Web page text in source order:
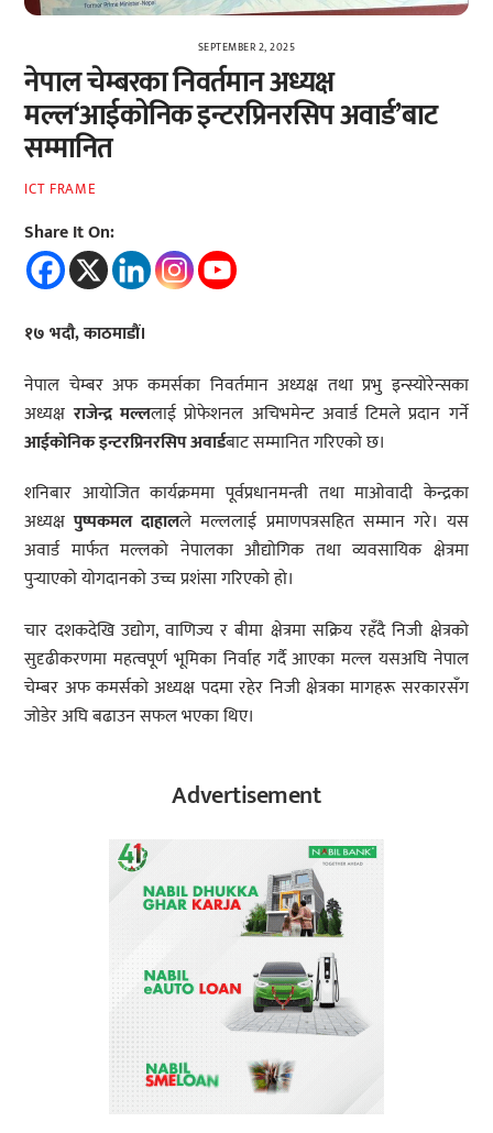
SEPTEMBER 2, 2025
नेपाल चेम्बरका निवर्तमान अध्यक्ष
मल्ल‘आईकोनिक इन्टरप्रिनरसिप अवार्ड’बाट
सम्मानित
ICT FRAME
Share It On:
१७ भदौ, काठमाडौं।
नेपाल चेम्बर अफ कमर्सका निवर्तमान अध्यक्ष तथा प्रभु इन्स्योरेन्सका
अध्यक्षराजेन्द्र मल्ललाई प्रोफेशनल अचिभमेन्ट अवार्ड टिमले प्रदान गर्ने
आईकोनिक इन्टरप्रिनरसिप अवार्डबाट सम्मानित गरिएको छ।
शनिबार आयोजित कार्यक्रममा पूर्वप्रधानमन्त्री तथा माओवादी केन्द्रका
अध्यक्षपुष्पकमल दाहालले मल्ललाई प्रमाणपत्रसहित सम्मान गरे। यस
अवार्ड मार्फत मल्लको नेपालका औद्योगिक तथा व्यवसायिक क्षेत्रमा
पुर्‍याएको योगदानको उच्च प्रशंसा गरिएको हो।
चार दशकदेखि उद्योग, वाणिज्य र बीमा क्षेत्रमा सक्रिय रहँदै निजी क्षेत्रको
सुदृढीकरणमा महत्वपूर्ण भूमिका निर्वाह गर्दै आएका मल्ल यसअघि नेपाल
चेम्बर अफ कमर्सको अध्यक्ष पदमा रहेर निजी क्षेत्रका मागहरू सरकारसँग
जोडेर अघि बढाउन सफल भएका थिए।
Advertisement